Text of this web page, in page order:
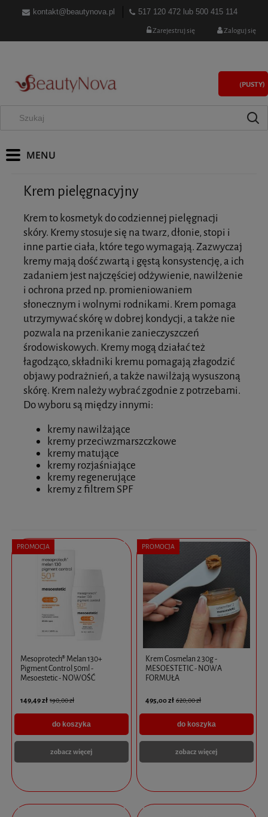
kontakt@beautynova.pl 517 120 472 lub 500 415 114
Zarejestruj się Zaloguj się
(PUSTY)
Krem pielęgnacyjny
Krem to kosmetyk do codziennej pielęgnacji
skóry. Kremy stosuje się na twarz, dłonie, stopi i
inne partie ciała, które tego wymagają. Zazwyczaj
kremy mają dość zwartą i gęstą konsystencję, a ich
zadaniem jest najczęściej odżywienie, nawilżenie
i ochrona przed np. promieniowaniem
słonecznym i wolnymi rodnikami. Krem pomaga
utrzymywać skórę w dobrej kondycji, a także nie
pozwala na przenikanie zanieczyszczeń
środowiskowych. Kremy mogą działać też
łagodząco, składniki kremu pomagają złagodzić
objawy podrażnień, a także nawilżają wysuszoną
skórę. Krem należy wybrać zgodnie z potrzebami.
Do wyboru są między innymi:
kremy nawilżające
kremy przeciwzmarszczkowe
kremy matujące
kremy rozjaśniające
kremy regenerujące
kremy z filtrem SPF
Mesoprotech® Melan 130+
Pigment Control 50ml -
Mesoestetic - NOWOŚĆ
149,49 zł 190,00 zł
do koszyka
zobacz więcej
PROMOCJA
Krem Cosmelan 2 30g -
MESOESTETIC - NOWA
FORMUŁA
495,00 zł 620,00 zł
do koszyka
zobacz więcej
PROMOCJA